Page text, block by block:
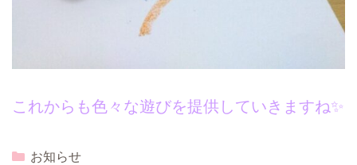
これからも色々な遊びを提供していきますね✨
Categories
お知らせ